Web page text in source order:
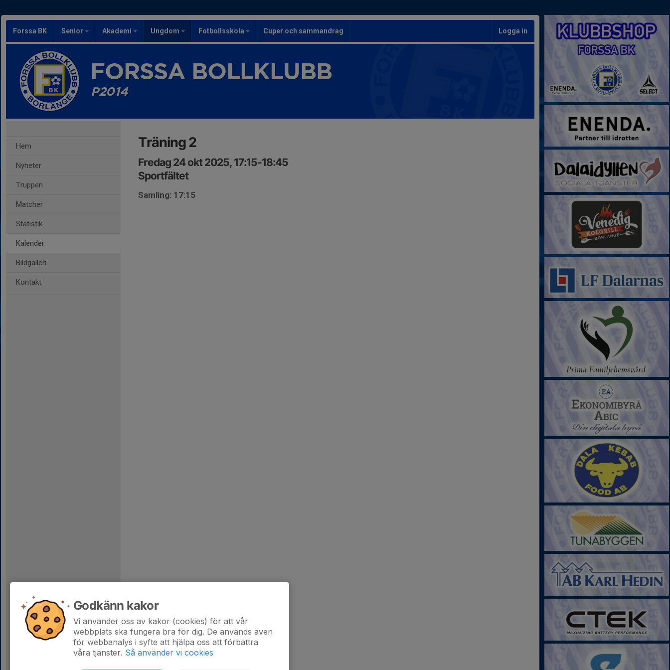
Forssa BK Senior Akademi Ungdom Fotbollsskola Cuper och sammandrag Logga in
FORSSA BOLLKLUBB
P2014
Hem
Nyheter
Truppen
Matcher
Statistik
Kalender
Bildgalleri
Kontakt
Träning 2
Fredag 24 okt 2025, 17:15-18:45
Sportfältet
Samling: 17:15
Godkänn kakor
Vi använder oss av kakor (cookies) för att vår
webbplats ska fungera bra för dig. De används även
för webbanalys i syfte att hjälpa oss att förbättra
våra tjänster. Så använder vi cookies